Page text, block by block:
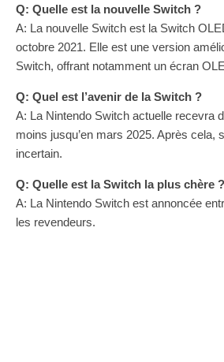
Q: Quelle est la nouvelle Switch ?
A: La nouvelle Switch est la Switch
octobre 2021. Elle est une version
Switch, offrant notamment un écran
Q: Quel est l’avenir de la Switch ?
A: La Nintendo Switch actuelle recevra
moins jusqu’en mars 2025. Après cela,
incertain.
Q: Quelle est la Switch la plus chère ?
A: La Nintendo Switch est annoncée
les revendeurs.